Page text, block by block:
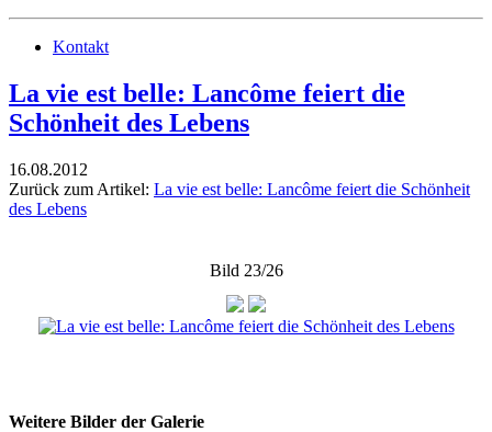
Kontakt
La vie est belle: Lancôme feiert die
Schönheit des Lebens
16.08.2012
Zurück zum Artikel: La vie est belle: Lancôme feiert die Schönheit
des Lebens
Bild 23/26
Weitere Bilder der Galerie